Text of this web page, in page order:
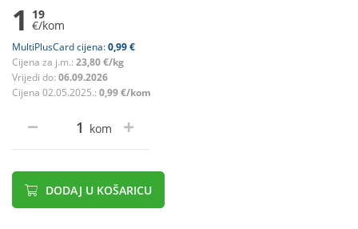
1 19
€/kom
MultiPlusCard cijena:0,99 €
Cijena za j.m.: 23,80 €/kg
Vrijedi do: 06.09.2026
Cijena 02.05.2025.: 0,99 €/kom
kom
DODAJ U KOŠARICU